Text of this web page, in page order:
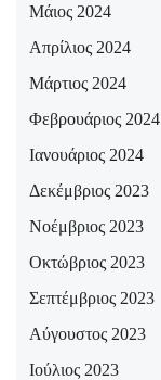
Μάιος 2024
Απρίλιος 2024
Μάρτιος 2024
Φεβρουάριος 2024
Ιανουάριος 2024
Δεκέμβριος 2023
Νοέμβριος 2023
Οκτώβριος 2023
Σεπτέμβριος 2023
Αύγουστος 2023
Ιούλιος 2023